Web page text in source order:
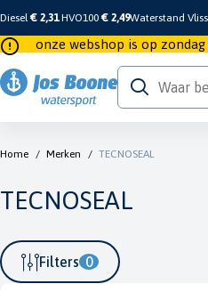
Diesel€ 2,31 HVO100 € 2,49Waterstand
onze webshop is op
Home / Merken / TECNOSEAL
TECNOSEAL
Filters 0